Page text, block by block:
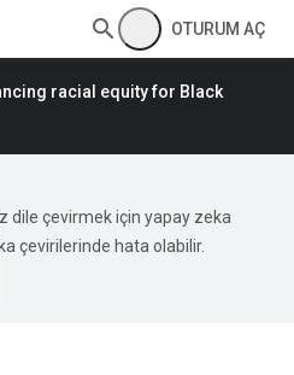
OTURUM AÇ
racial equity for Black
dile çevirmek için yapay zeka
çevirilerinde hata olabilir.